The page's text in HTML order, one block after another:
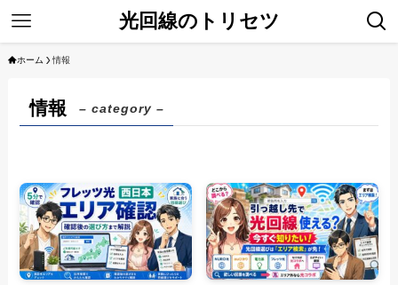
光回線のトリセツ
ホーム 情報
情報 – category –